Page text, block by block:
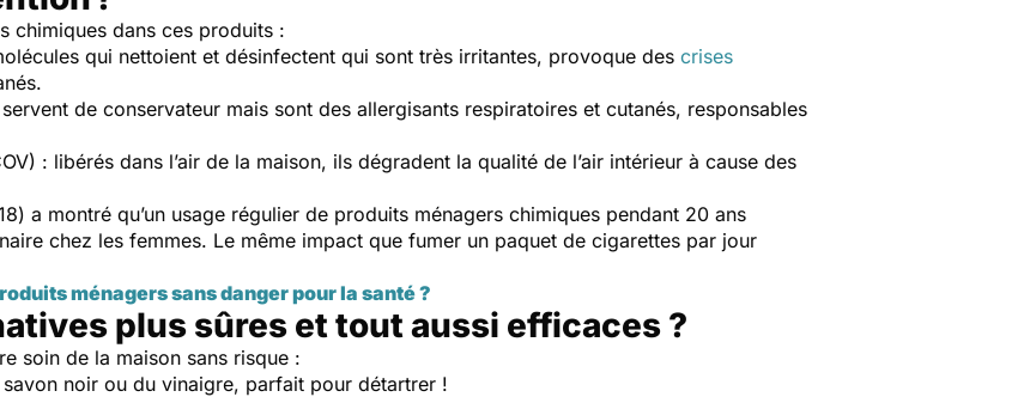
chimiques dans ces produits :
qui nettoient et désinfectent qui sont très irritantes, provoque des crises
de conservateur mais sont des allergisants respiratoires et cutanés, responsables
: libérés dans l’air de la maison, ils dégradent la qualité de l’air intérieur à cause des
a montré qu’un usage régulier de produits ménagers chimiques pendant 20 ans
chez les femmes. Le même impact que fumer un paquet de cigarettes par jour
ménagers sans danger pour la santé ?
plus sûres et tout aussi efficaces ?
soin de la maison sans risque :
noir ou du vinaigre, parfait pour détartrer !